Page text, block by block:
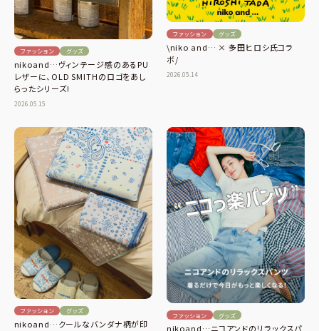
ファッション グッズ
nikoand…ヴィンテージ感のあるPU
レザーに、OLD SMITHのロゴをあし
らったシリーズ!
2026.05.15
ファッション グッズ
\niko and… × 多田ヒロシ氏コラ
ボ/
2026.05.14
ファッション グッズ
nikoand…クールなバンダナ柄が印
ファッション グッズ
nikoand…ニコアンドのリラックスパ